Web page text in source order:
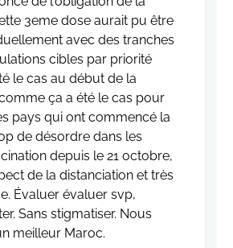
3eme dose aurait pu être
avec des tranches
cibles par priorité
le cas au début de la
ça a été le cas pour
pays qui ont commencé la
de désordre dans les
depuis le 21 octobre,
de la distanciation et très
Évaluer évaluer svp,
Sans stigmatiser. Nous
meilleur Maroc.